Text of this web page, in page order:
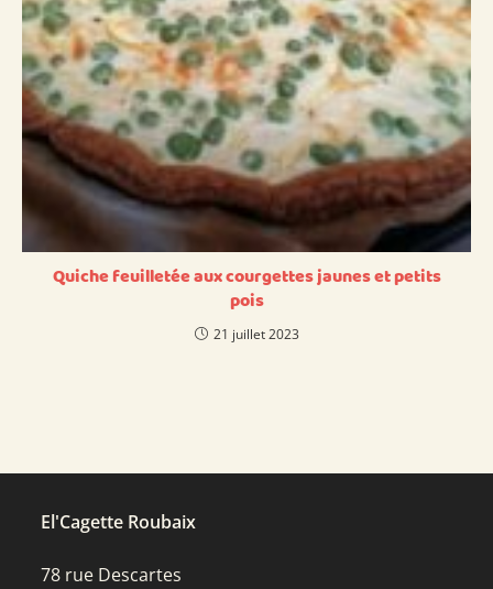
Quiche feuilletée aux courgettes jaunes et petits
pois
21 juillet 2023
El'Cagette Roubaix
78 rue Descartes